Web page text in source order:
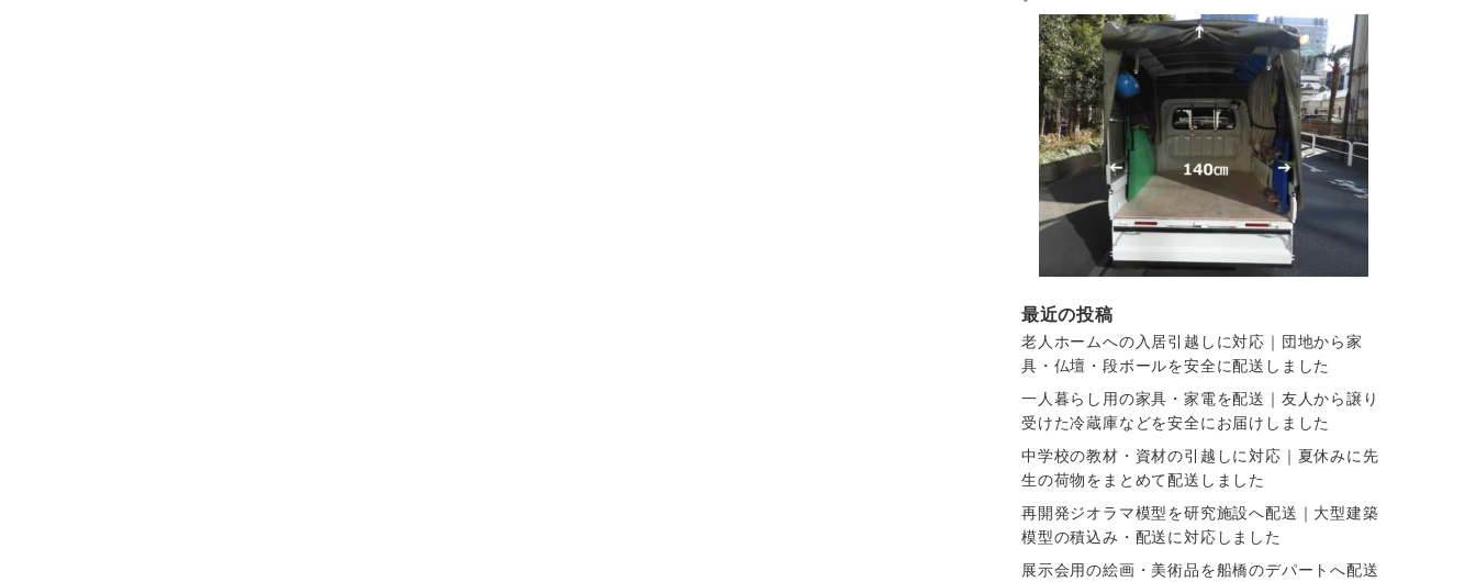
最近の投稿
老人ホームへの入居引越しに対応｜団地から家
具・仏壇・段ボールを安全に配送しました
一人暮らし用の家具・家電を配送｜友人から譲り
受けた冷蔵庫などを安全にお届けしました
中学校の教材・資材の引越しに対応｜夏休みに先
生の荷物をまとめて配送しました
再開発ジオラマ模型を研究施設へ配送｜大型建築
模型の積込み・配送に対応しました
展示会用の絵画・美術品を船橋のデパートへ配送